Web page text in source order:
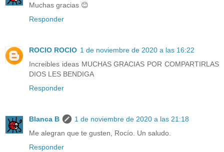
Muchas gracias 😊
Responder
ROCIO ROCIO 1 de noviembre de 2020 a las 16:22
Increibles ideas MUCHAS GRACIAS POR COMPARTIRLAS
DIOS LES BENDIGA
Responder
Blanca B
1 de noviembre de 2020 a las 21:18
Me alegran que te gusten, Rocío. Un saludo.
Responder